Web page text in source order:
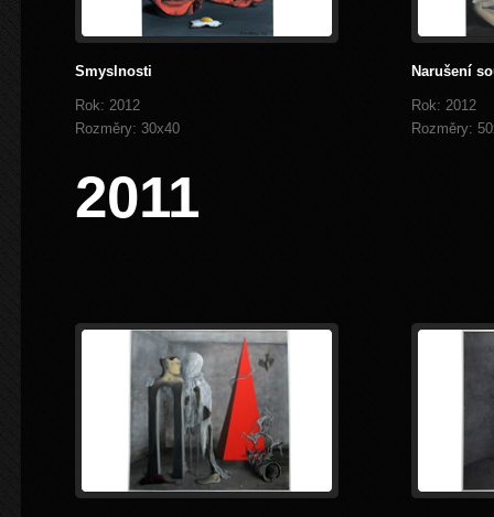
Smyslnosti
Rok: 2012
Rozměry: 30x40
Narušení
Rok: 2012
Rozměry:
2011